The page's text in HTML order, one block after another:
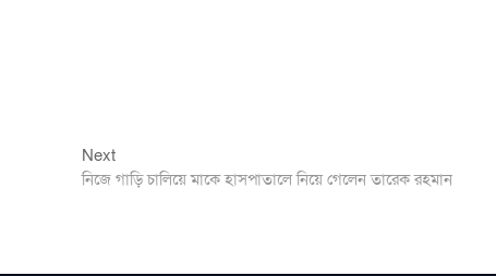
NextNext
post:
নিজে গাড়ি চালিয়ে মাকে হাসপাতালে নিয়ে গেলেন তারেক রহমান